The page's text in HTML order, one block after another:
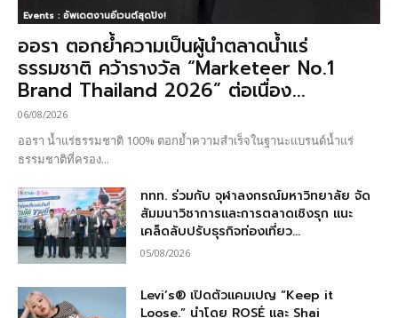
Events : อัพเดตงานอีเวนต์สุดปัง!
ออรา ตอกย้ำความเป็นผู้นำตลาดน้ำแร่
ธรรมชาติ คว้ารางวัล “Marketeer No.1
Brand Thailand 2026” ต่อเนื่อง...
06/08/2026
ออรา น้ำแร่ธรรมชาติ 100% ตอกย้ำความสำเร็จในฐานะแบรนด์น้ำแร่
ธรรมชาติที่ครอง...
ททท. ร่วมกับ จุฬาลงกรณ์มหาวิทยาลัย จัด
สัมมนาวิชาการและการตลาดเชิงรุก แนะ
เคล็ดลับปรับธุรกิจท่องเที่ยว...
05/08/2026
Levi’s® เปิดตัวแคมเปญ “Keep it
Loose.” นำโดย ROSÉ และ Shai